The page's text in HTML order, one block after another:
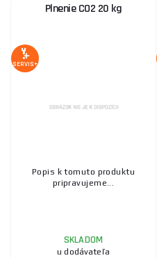
Plnenie CO2 20 kg
SERVIS+
Popis k tomuto produktu
pripravujeme...
SKLADOM
u dodávateľa